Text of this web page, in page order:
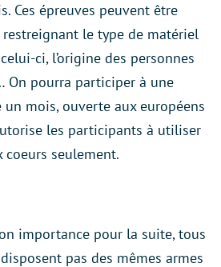
Ces épreuves peuvent être
le type de matériel
ci, l’origine des personnes
On pourra participer à une
mois, ouverte aux européens
les participants à utiliser
coeurs seulement.
importance pour la suite, tous
pas des mêmes armes